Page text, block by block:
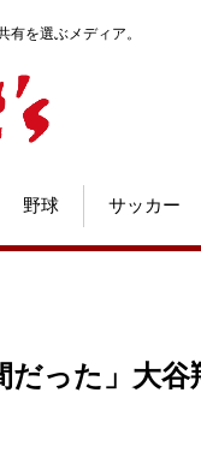
有を選ぶメディア。
野球 サッカー
だった」大